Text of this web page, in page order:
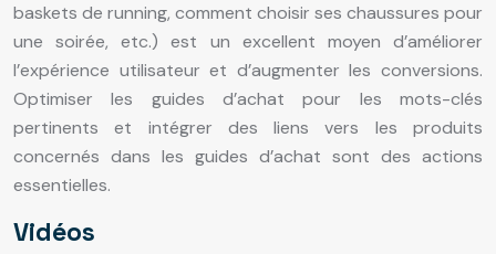
baskets de running, comment choisir ses chaussures pour
une soirée, etc.) est un excellent moyen d’améliorer
l’expérience utilisateur et d’augmenter les conversions.
Optimiser les guides d’achat pour les mots-clés
pertinents et intégrer des liens vers les produits
concernés dans les guides d’achat sont des actions
essentielles.
Vidéos